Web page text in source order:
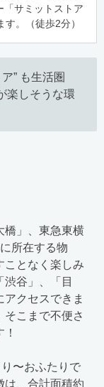
「サミットストア
。（徒歩2分）
” も生活圏
楽しそうな環
橋」、東急東横
所在する物
ことなく楽しみ
谷」、「目
クセスできま
こまで不便さ
〜おふたりで
は、合計面積約